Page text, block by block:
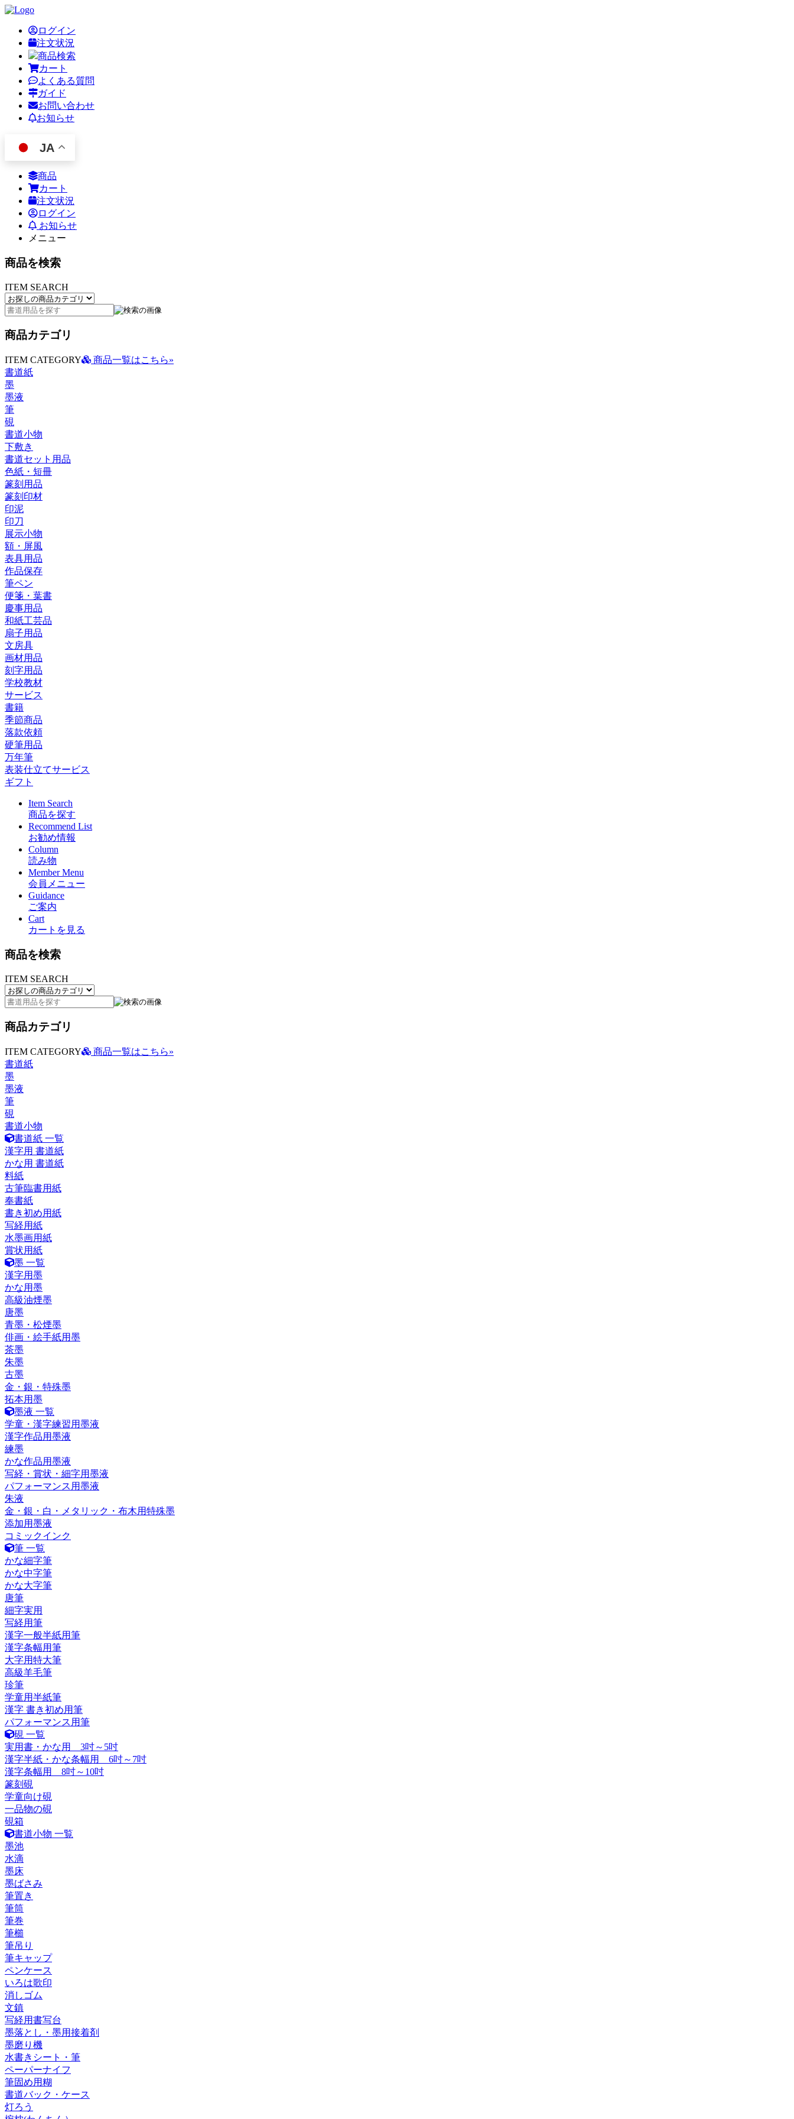
ログイン
注文状況
商品検索
カート
よくある質問
ガイド
お問い合わせ
お知らせ
JA
商品
カート
注文状況
ログイン
お知らせ
メニュー
商品を検索
ITEM SEARCH
商品カテゴリ
ITEM CATEGORY
商品一覧はこちら»
書道紙
墨
墨液
筆
硯
書道小物
下敷き
書道セット用品
色紙・短冊
篆刻用品
篆刻印材
印泥
印刀
展示小物
額・屏風
表具用品
作品保存
筆ペン
便箋・葉書
慶事用品
和紙工芸品
扇子用品
文房具
画材用品
刻字用品
学校教材
サービス
書籍
季節商品
落款依頼
硬筆用品
万年筆
表装仕立てサービス
ギフト
Item Search
商品を探す
Recommend List
お勧め情報
Column
読み物
Member Menu
会員メニュー
Guidance
ご案内
Cart
カートを見る
商品を検索
ITEM SEARCH
商品カテゴリ
ITEM CATEGORY
商品一覧はこちら»
書道紙
墨
墨液
筆
硯
書道小物
書道紙 一覧
漢字用 書道紙
かな用 書道紙
料紙
古筆臨書用紙
奉書紙
書き初め用紙
写経用紙
水墨画用紙
賞状用紙
墨 一覧
漢字用墨
かな用墨
高級油煙墨
唐墨
青墨・松煙墨
俳画・絵手紙用墨
茶墨
朱墨
古墨
金・銀・特殊墨
拓本用墨
墨液 一覧
学童・漢字練習用墨液
漢字作品用墨液
練墨
かな作品用墨液
写経・賞状・細字用墨液
パフォーマンス用墨液
朱液
金・銀・白・メタリック・布木用特殊墨
添加用墨液
コミックインク
筆 一覧
かな細字筆
かな中字筆
かな大字筆
唐筆
細字実用
写経用筆
漢字一般半紙用筆
漢字条幅用筆
大字用特大筆
高級羊毛筆
珍筆
学童用半紙筆
漢字 書き初め用筆
パフォーマンス用筆
硯 一覧
実用書・かな用 3吋～5吋
漢字半紙・かな条幅用 6吋～7吋
漢字条幅用 8吋～10吋
篆刻硯
学童向け硯
一品物の硯
硯箱
書道小物 一覧
墨池
水滴
墨床
墨ばさみ
筆置き
筆筒
筆巻
筆櫛
筆吊り
筆キャップ
ペンケース
いろは歌印
消しゴム
文鎮
写経用書写台
墨落とし・墨用接着剤
墨磨り機
水書きシート・筆
ペーパーナイフ
筆固め用糊
書道バック・ケース
灯ろう